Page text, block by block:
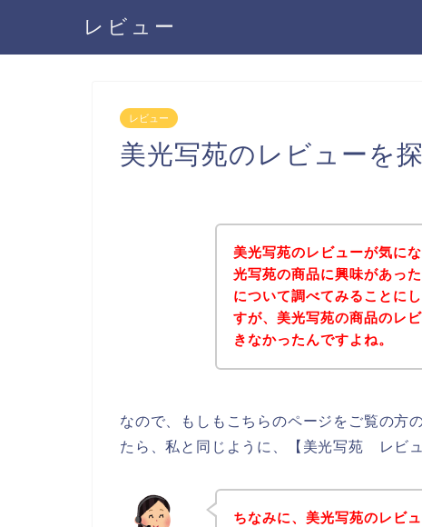
レビュー
レビュー
美光写苑のレビューを
美光写苑のレビューが気に
光写苑の商品に興味があっ
について調べてみることに
すが、美光写苑の商品のレ
きなかったんですよね。
なので、もしもこちらのページをご覧の方
たら、私と同じように、【美光写苑 レビ
ちなみに、美光写苑のレビ